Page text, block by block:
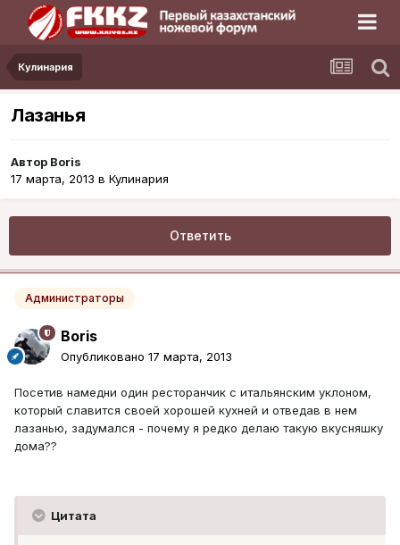
Кулинария
Лазанья
Автор Boris
17 марта, 2013 в Кулинария
Ответить
Администраторы
Boris
Опубликовано 17 марта, 2013
Посетив намедни один ресторанчик с итальянским уклоном,
который славится своей хорошей кухней и отведав в нем
лазанью, задумался - почему я редко делаю такую вкусняшку
дома??
Цитата